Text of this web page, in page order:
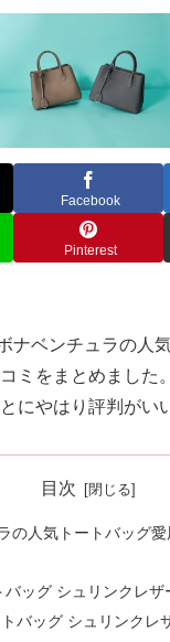
Facebook
Pinterest
ナベンチュラの人
ミをまとめました
にやはり評判がい
目次
の人気トートバッグ愛
バッグ シュリンクレザ
バッグ シュリンクレ